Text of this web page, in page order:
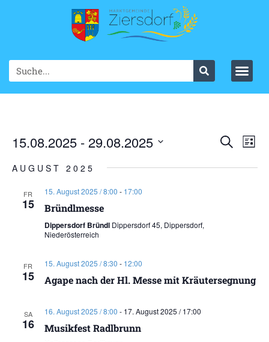
SucheList
15.08.2025 - 29.08.2025
wählen.
AUGUST 2025
FR
15
15. August 2025 / 8:00 - 17:00
Bründlmesse
Dippersdorf Bründl Dippersdorf 45, Dippersdorf,
Niederösterreich
FR
15
15. August 2025 / 8:30 - 12:00
Agape nach der Hl. Messe mit Kräutersegnung
SA
16
16. August 2025 / 8:00 - 17. August 2025 / 17:00
Musikfest Radlbrunn